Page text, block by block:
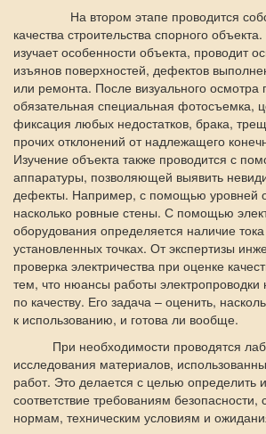
На втором этапе проводится
качества строительства спорного
изучает особенности объекта, проводит
изъянов поверхностей, дефектов
или ремонта. После визуального осмотра
обязательная специальная фотосъемка,
фиксация любых недостатков, брака,
прочих отклонений от надлежащего
Изучение объекта также проводится с
аппаратуры, позволяющей выявить
дефекты. Например, с помощью уровней
насколько ровные стены. С помощью
оборудования определяется наличие
установленных точках. От экспертизы
проверка электричества при оценке
тем, что нюансы работы электропроводки
по качеству. Его задача – оценить,
к использованию, и готова ли вообще.
При необходимости проводятся
исследования материалов,
работ. Это делается с целью определить
соответствие требованиям безопасности,
нормам, техническим условиям и